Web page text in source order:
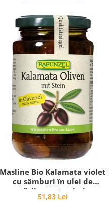
Masline Bio Kalamata violet
cu sâmburi în ulei de
măsline extravirgin
51,83 Lei